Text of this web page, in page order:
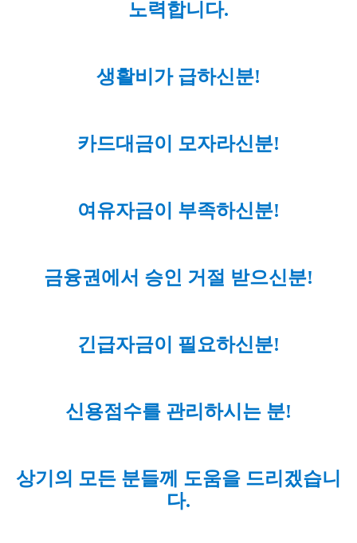
노력합니다.
생활비가 급하신분!
카드대금이 모자라신분!
여유자금이 부족하신분!
금융권에서 승인 거절 받으신분!
긴급자금이 필요하신분!
신용점수를 관리하시는 분!
상기의 모든 분들께 도움을 드리겠습니
다.